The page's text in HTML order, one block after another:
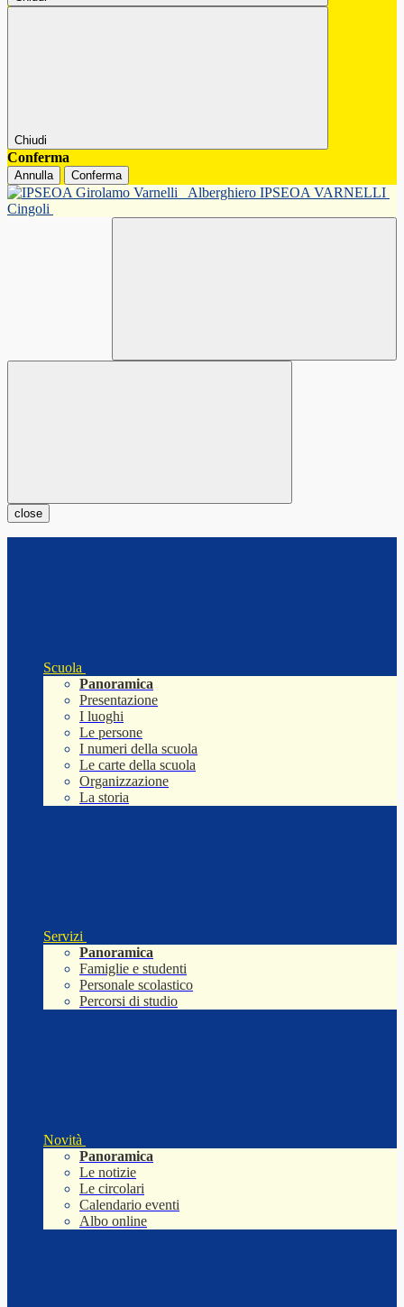
Chiudi
Conferma
Annulla Conferma
Alberghiero IPSEOA VARNELLI
Cingoli
close
Scuola
Panoramica
Presentazione
I luoghi
Le persone
I numeri della scuola
Le carte della scuola
Organizzazione
La storia
Servizi
Panoramica
Famiglie e studenti
Personale scolastico
Percorsi di studio
Novità
Panoramica
Le notizie
Le circolari
Calendario eventi
Albo online